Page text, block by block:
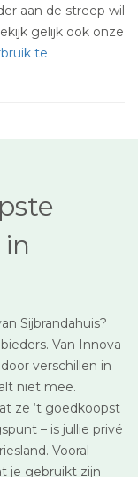
aan de streep wil
gelijk ook onze
te
Sijbrandahuis?
Van Innova
verschillen in
niet mee.
ze ‘t goedkoopst
– is jullie privé
Vooral
je gebruikt zijn